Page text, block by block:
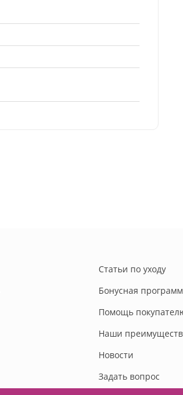
Статьи по уходу
Бонусная
Помощь
Наши
Новости
Задать вопрос